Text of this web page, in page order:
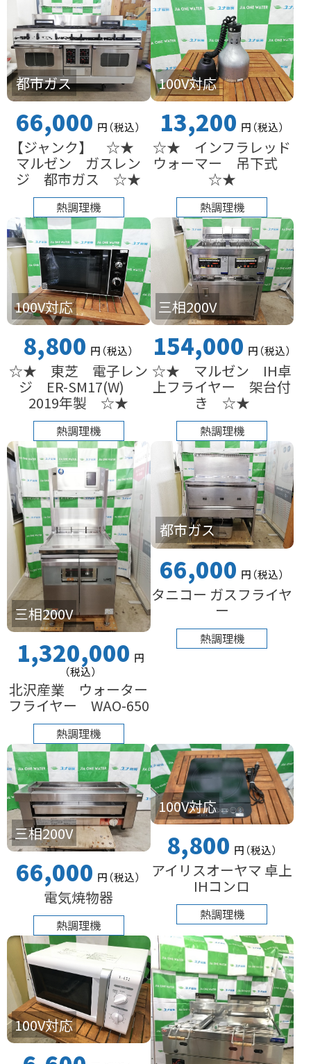
都市ガス
66,000 円（税込）
【ジャンク】 ☆★
マルゼン ガスレン
ジ 都市ガス ☆★
熱調理機
100V対応
13,200 円（税込）
☆★ インフラレッド
ウォーマー 吊下式
☆★
熱調理機
100V対応
8,800 円（税込）
☆★ 東芝 電子レン
ジ ER-SM17(W)
2019年製 ☆★
熱調理機
三相200V
154,000 円（税込）
☆★ マルゼン IH卓
上フライヤー 架台付
き ☆★
熱調理機
三相200V
1,320,000 円
（税込）
北沢産業 ウォーター
フライヤー WAO-650
熱調理機
都市ガス
66,000 円（税込）
タニコー ガスフライヤ
ー
熱調理機
三相200V
66,000 円（税込）
電気焼物器
熱調理機
100V対応
8,800 円（税込）
アイリスオーヤマ 卓上
IHコンロ
熱調理機
100V対応